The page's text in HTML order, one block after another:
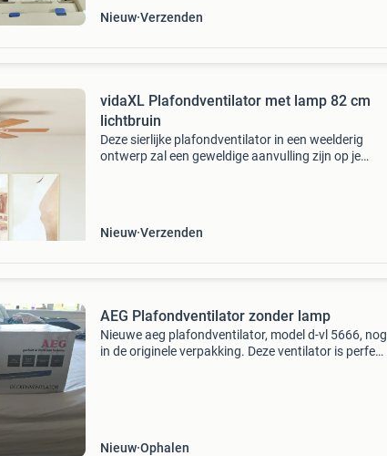
Nieuw Verzenden
vidaXL Plafondventilator met lamp 82 cm
lichtbruin
Deze sierlijke plafondventilator in een weelderig
ontwerp zal een geweldige aanvulling zijn op je
Nieuw Verzenden
AEG Plafondventilator zonder lamp
Nieuwe aeg plafondventilator, model d-vl 5666, nog
in de originele verpakking. Deze ventilator is perfect
Nieuw Ophalen